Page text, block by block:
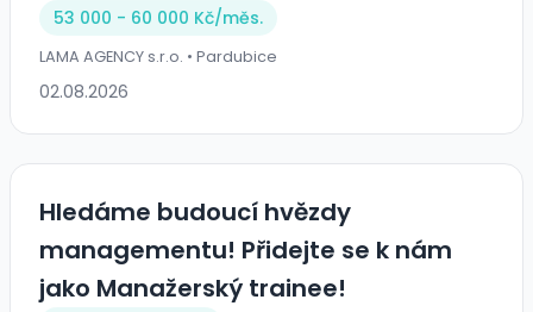
53 000 - 60 000 Kč/měs.
LAMA AGENCY s.r.o. • Pardubice
02.08.2026
Hledáme budoucí hvězdy
managementu! Přidejte se k nám
jako Manažerský trainee!